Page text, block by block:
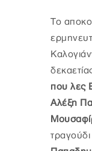
Το
που λες
Αλέξη
τραγούδι